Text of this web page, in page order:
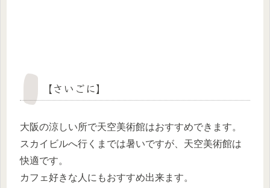
【さいごに】
大阪の涼しい所で天空美術館はおすすめできます。
スカイビルへ行くまでは暑いですが、天空美術館は
快適です。
カフェ好きな人にもおすすめ出来ます。